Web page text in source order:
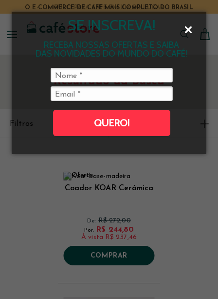
SE INSCREVA!
RECEBA NOSSAS OFERTAS E SAIBA
DAS NOVIDADES DO MUNDO DO CAFÉ!
QUERO!
O E-COMMERCE DE CAFÉ MAIS COMPLETO DO BRASIL
Resultado da Busca
Filtros Ordenar
Coador KOAR Cerâmica
De: R$ 272,00
Por: R$ 244,80
À vista R$ 237,46
COMPRAR